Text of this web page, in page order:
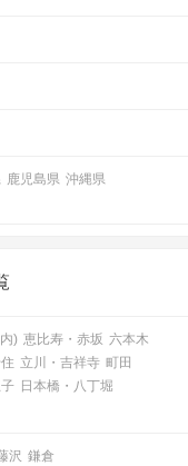
鹿児島県 沖縄県
) 恵比寿・赤坂 六本木
立川・吉祥寺 町田
日本橋・八丁堀
沢 鎌倉